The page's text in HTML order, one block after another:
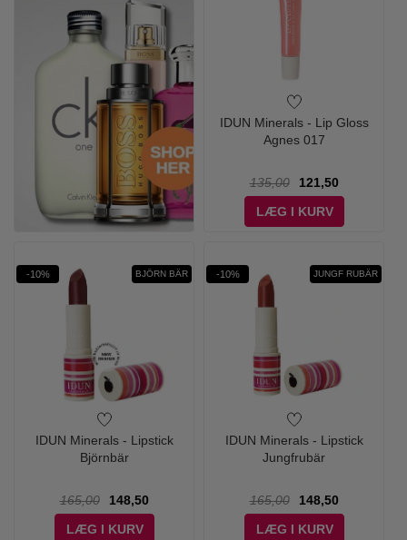
IDUN Minerals - Lip Gloss
Agnes 017
135,00
121,50
LÆG I KURV
-10% BJÖRN BÄR
IDUN Minerals - Lipstick
Björnbär
165,00
148,50
LÆG I KURV
-10% JUNGF RUBÄR
IDUN Minerals - Lipstick
Jungfrubär
165,00
148,50
LÆG I KURV